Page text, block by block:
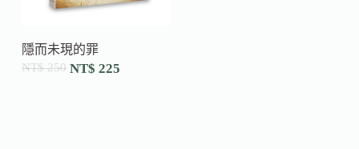
隱而未現的罪
NT$250 NT$ 225